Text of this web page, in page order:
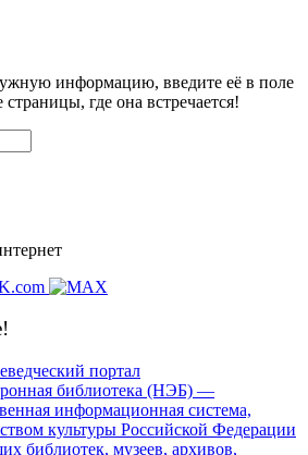
информацию, введите её в поле
где она встречается!